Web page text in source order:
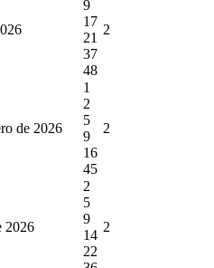
9
17
21
37
48
2
de 2026
1
2
5
9
16
45
2
2026
2
5
9
14
22
2